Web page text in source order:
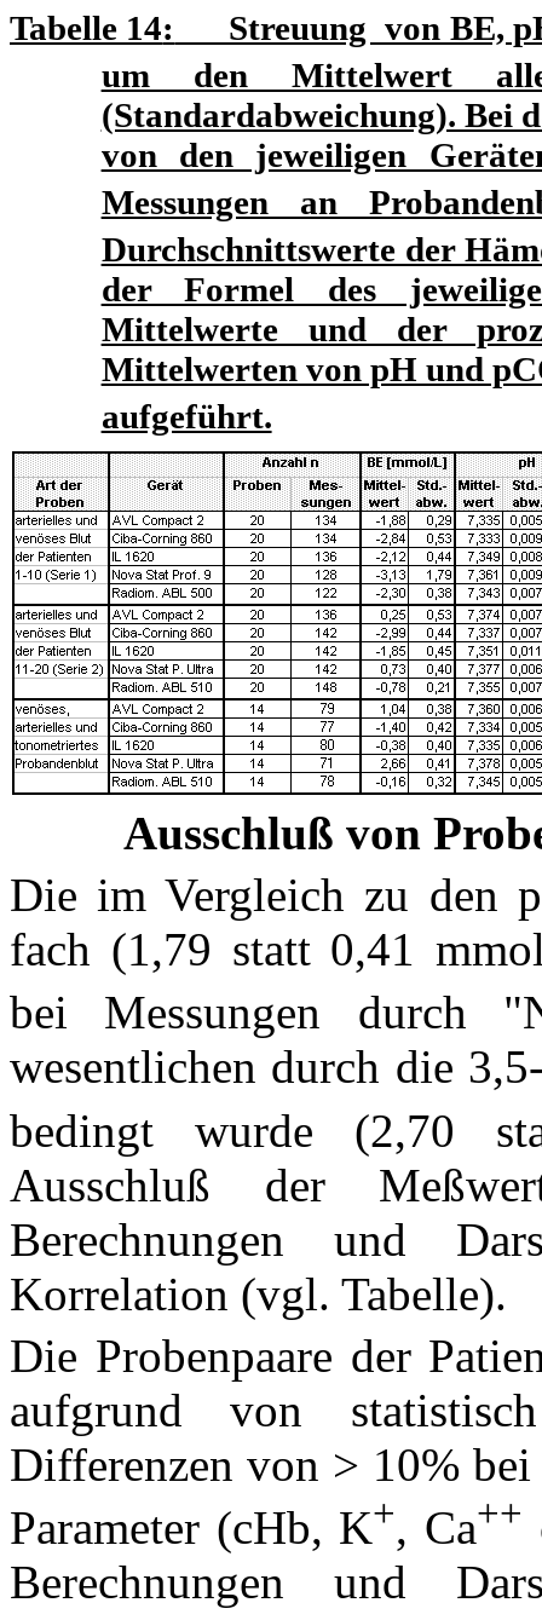
Tabelle 14:
Streuung von BE,
um den Mittelwert
(Standardabweichung). Bei
von den jeweiligen
Messungen an
Durchschnittswerte der
der Formel des
Mittelwerte und der
Mittelwerten von pH und
aufgeführt.
Ausschluß von
Die im Vergleich zu den
fach (1,79 statt 0,41
bei Messungen durch
wesentlichen durch die
bedingt wurde (2,70
Ausschluß der
Berechnungen und
Korrelation (vgl. Tabelle).
Die Probenpaare der
aufgrund von
Differenzen von > 10% bei
Parameter (cHb, K+, Ca++
Berechnungen und